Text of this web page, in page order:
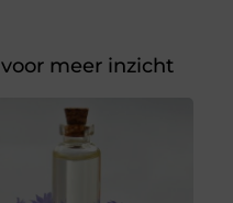
voor meer inzicht